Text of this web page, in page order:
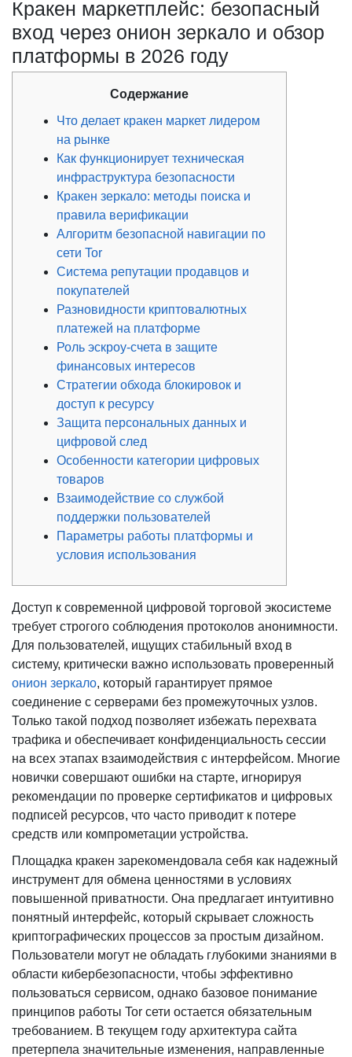
Кракен маркетплейс: безопасный
вход через онион зеркало и обзор
платформы в 2026 году
Содержание
Что делает кракен маркет лидером
на рынке
Как функционирует техническая
инфраструктура безопасности
Кракен зеркало: методы поиска и
правила верификации
Алгоритм безопасной навигации по
сети Tor
Система репутации продавцов и
покупателей
Разновидности криптовалютных
платежей на платформе
Роль эскроу-счета в защите
финансовых интересов
Стратегии обхода блокировок и
доступ к ресурсу
Защита персональных данных и
цифровой след
Особенности категории цифровых
товаров
Взаимодействие со службой
поддержки пользователей
Параметры работы платформы и
условия использования
Доступ к современной цифровой торговой экосистеме
требует строгого соблюдения протоколов анонимности.
Для пользователей, ищущих стабильный вход в
систему, критически важно использовать проверенный
онион зеркало, который гарантирует прямое
соединение с серверами без промежуточных узлов.
Только такой подход позволяет избежать перехвата
трафика и обеспечивает конфиденциальность сессии
на всех этапах взаимодействия с интерфейсом. Многие
новички совершают ошибки на старте, игнорируя
рекомендации по проверке сертификатов и цифровых
подписей ресурсов, что часто приводит к потере
средств или компрометации устройства.
Площадка кракен зарекомендовала себя как надежный
инструмент для обмена ценностями в условиях
повышенной приватности. Она предлагает интуитивно
понятный интерфейс, который скрывает сложность
криптографических процессов за простым дизайном.
Пользователи могут не обладать глубокими знаниями в
области кибербезопасности, чтобы эффективно
пользоваться сервисом, однако базовое понимание
принципов работы Tor сети остается обязательным
требованием. В текущем году архитектура сайта
претерпела значительные изменения, направленные